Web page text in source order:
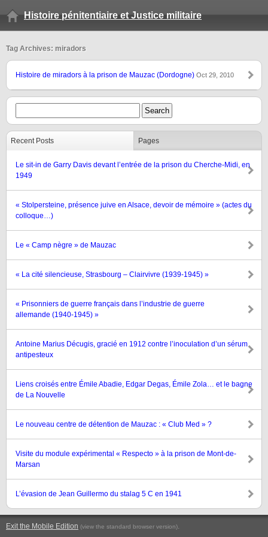
Histoire pénitentiaire et Justice militaire
Tag Archives: miradors
Histoire de miradors à la prison de Mauzac (Dordogne) Oct 29, 2010
Recent Posts Pages
Le sit-in de Garry Davis devant l’entrée de la prison du Cherche-Midi, en
1949
« Stolpersteine, présence juive en Alsace, devoir de mémoire » (actes du
colloque…)
Le « Camp nègre » de Mauzac
« La cité silencieuse, Strasbourg – Clairvivre (1939-1945) »
« Prisonniers de guerre français dans l’industrie de guerre
allemande (1940-1945) »
Antoine Marius Décugis, gracié en 1912 contre l’inoculation d’un sérum
antipesteux
Liens croisés entre Émile Abadie, Edgar Degas, Émile Zola… et le bagne
de La Nouvelle
Le nouveau centre de détention de Mauzac : « Club Med » ?
Visite du module expérimental « Respecto » à la prison de Mont-de-
Marsan
L’évasion de Jean Guillermo du stalag 5 C en 1941
Exit the Mobile Edition (view the standard browser version).